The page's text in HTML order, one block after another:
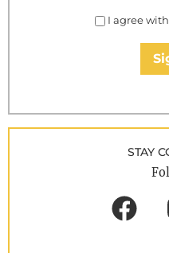
I agree
STAY